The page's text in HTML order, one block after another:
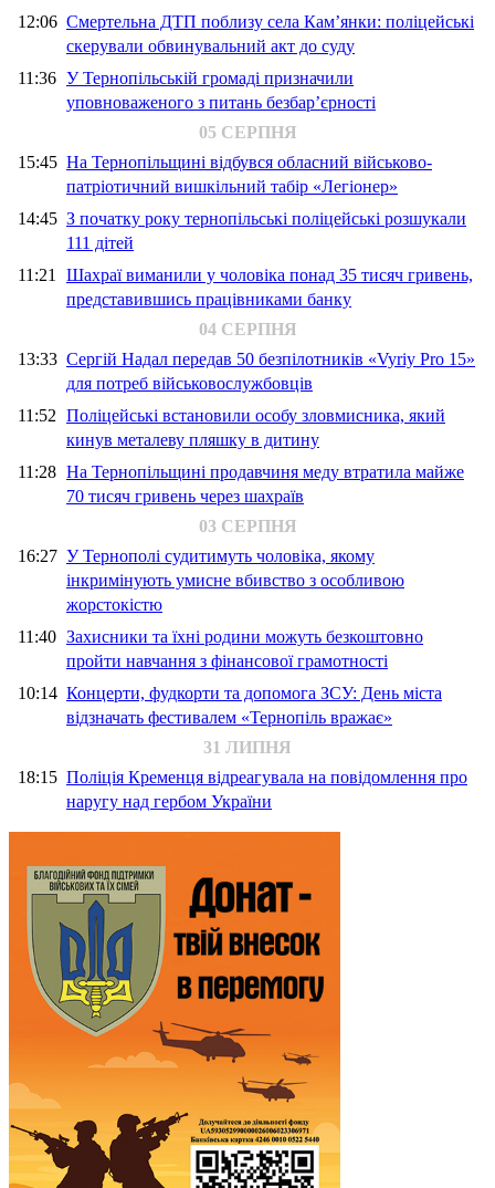
12:06 Смертельна ДТП поблизу села Кам’янки: поліцейські
скерували обвинувальний акт до суду
11:36 У Тернопільській громаді призначили
уповноваженого з питань безбар’єрності
05 СЕРПНЯ
15:45 На Тернопільщині відбувся обласний військово-
патріотичний вишкільний табір «Легіонер»
14:45 З початку року тернопільські поліцейські розшукали
111 дітей
11:21 Шахраї виманили у чоловіка понад 35 тисяч гривень,
представившись працівниками банку
04 СЕРПНЯ
13:33 Сергій Надал передав 50 безпілотників «Vyriy Pro 15»
для потреб військовослужбовців
11:52 Поліцейські встановили особу зловмисника, який
кинув металеву пляшку в дитину
11:28 На Тернопільщині продавчиня меду втратила майже
70 тисяч гривень через шахраїв
03 СЕРПНЯ
16:27 У Тернополі судитимуть чоловіка, якому
інкримінують умисне вбивство з особливою
жорстокістю
11:40 Захисники та їхні родини можуть безкоштовно
пройти навчання з фінансової грамотності
10:14 Концерти, фудкорти та допомога ЗСУ: День міста
відзначать фестивалем «Тернопіль вражає»
31 ЛИПНЯ
18:15 Поліція Кременця відреагувала на повідомлення про
наругу над гербом України